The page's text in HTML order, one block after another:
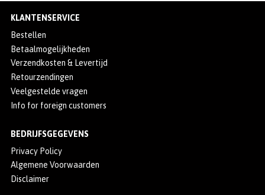
KLANTENSERVICE
Bestellen
Betaalmogelijkheden
Verzendkosten & Levertijd
Retourzendingen
Veelgestelde vragen
Info for foreign customers
BEDRIJFSGEGEVENS
Privacy Policy
Algemene Voorwaarden
Disclaimer